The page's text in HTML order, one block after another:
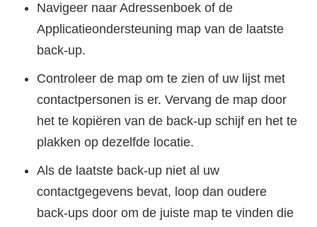
Navigeer naar Adressenboek of de
Applicatieondersteuning map van de laatste
back-up.
Controleer de map om te zien of uw lijst met
contactpersonen is er. Vervang de map door
het te kopiëren van de back-up schijf en het te
plakken op dezelfde locatie.
Als de laatste back-up niet al uw
contactgegevens bevat, loop dan oudere
back-ups door om de juiste map te vinden die